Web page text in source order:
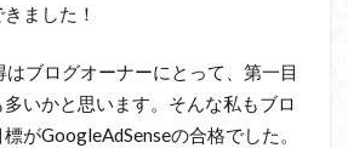
ました！
はブログオーナーにとって、第一目
いかと思います。そんな私もブロ
標がGoogleAdSenseの合格でした。